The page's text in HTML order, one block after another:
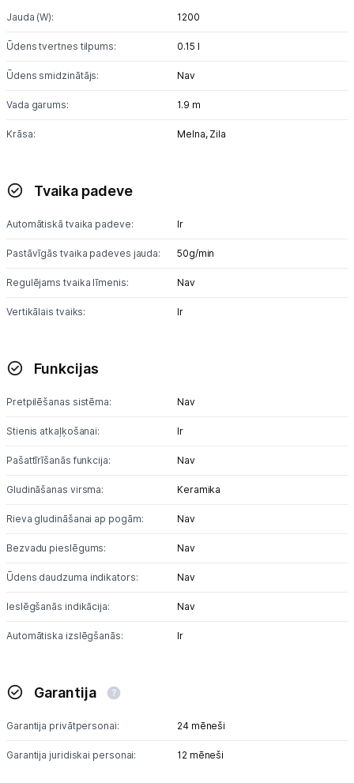
Tvaika gludināšanas sistēmas
Mazā virtuves tehnika
Klimata iekārtas
Ražotāju atjaunota tehnika
Vēlmju saraksts
Piegāde un apmaksa
Tehnikas izvešana
Informācija
Jauda (W): 1200
Ūdens tvertnes tilpums: 0.15 l
Ūdens smidzinātājs: Nav
Vada garums: 1.9 m
Krāsa: Melna, Zila
Tvaika padeve
Automātiskā tvaika padeve: Ir
Pastāvīgās tvaika padeves jauda: 50g/min
Regulējams tvaika līmenis: Nav
Vertikālais tvaiks: Ir
Funkcijas
Pretpilēšanas sistēma: Nav
Stienis atkaļķošanai: Ir
Pašattīrīšanās funkcija: Nav
Gludināšanas virsma: Keramika
Rieva gludināšanai ap pogām: Nav
Bezvadu pieslēgums: Nav
Ūdens daudzuma indikators: Nav
Ieslēgšanās indikācija: Nav
Automātiska izslēgšanās: Ir
Garantija
Garantija privātpersonai: 24 mēneši
Garantija juridiskai personai: 12 mēneši